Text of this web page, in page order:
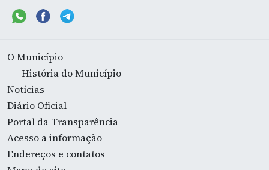
O Município
História do Município
Notícias
Diário Oficial
Portal da Transparência
Acesso a informação
Endereços e contatos